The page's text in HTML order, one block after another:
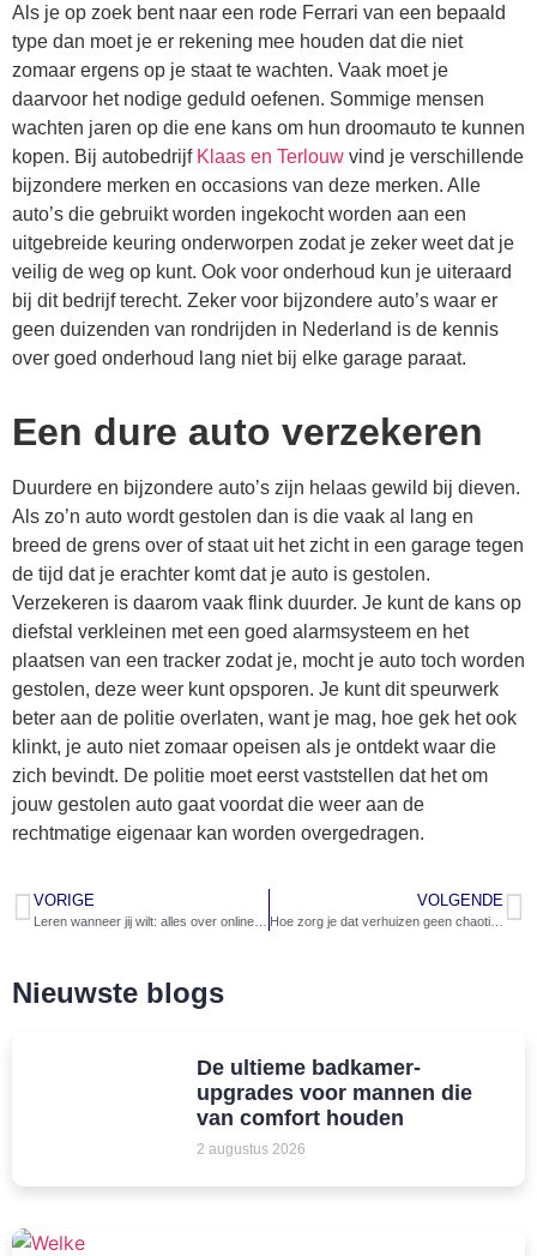
Als je op zoek bent naar een rode Ferrari van een bepaald
type dan moet je er rekening mee houden dat die niet
zomaar ergens op je staat te wachten. Vaak moet je
daarvoor het nodige geduld oefenen. Sommige mensen
wachten jaren op die ene kans om hun droomauto te kunnen
kopen. Bij autobedrijf Klaas en Terlouw vind je verschillende
bijzondere merken en occasions van deze merken. Alle
auto’s die gebruikt worden ingekocht worden aan een
uitgebreide keuring onderworpen zodat je zeker weet dat je
veilig de weg op kunt. Ook voor onderhoud kun je uiteraard
bij dit bedrijf terecht. Zeker voor bijzondere auto’s waar er
geen duizenden van rondrijden in Nederland is de kennis
over goed onderhoud lang niet bij elke garage paraat.
Een dure auto verzekeren
Duurdere en bijzondere auto’s zijn helaas gewild bij dieven.
Als zo’n auto wordt gestolen dan is die vaak al lang en
breed de grens over of staat uit het zicht in een garage tegen
de tijd dat je erachter komt dat je auto is gestolen.
Verzekeren is daarom vaak flink duurder. Je kunt de kans op
diefstal verkleinen met een goed alarmsysteem en het
plaatsen van een tracker zodat je, mocht je auto toch worden
gestolen, deze weer kunt opsporen. Je kunt dit speurwerk
beter aan de politie overlaten, want je mag, hoe gek het ook
klinkt, je auto niet zomaar opeisen als je ontdekt waar die
zich bevindt. De politie moet eerst vaststellen dat het om
jouw gestolen auto gaat voordat die weer aan de
rechtmatige eigenaar kan worden overgedragen.
VORIGE VOLGENDE
Hoe zorg je dat verhuizen geen chaotisch project wordt
Nieuwste blogs
De ultieme badkamer-
upgrades voor mannen die
van comfort houden
2 augustus 2026